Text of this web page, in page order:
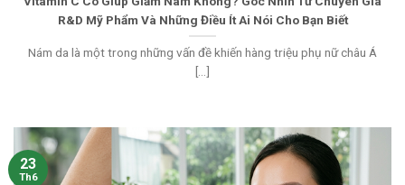
R&D Mỹ Phẩm Và Những Điều Ít Ai Nói Cho Bạn Biết
Nám da là một trong những vấn đề khiến hàng triệu phụ nữ châu Á
[...]
23
Th6